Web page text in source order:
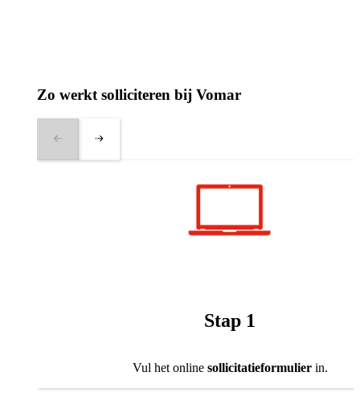
Zo werkt solliciteren bij Vomar
Stap 1
Vul het online sollicitatieformulierin.